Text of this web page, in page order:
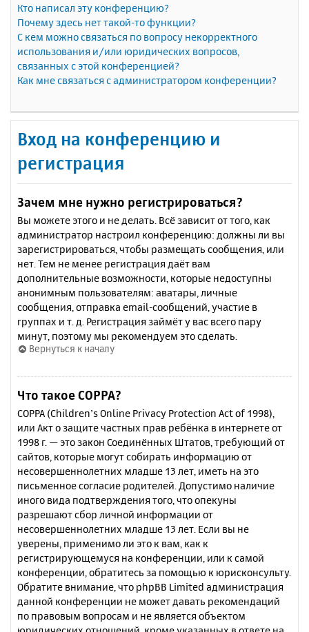
Кто написал эту конференцию?
Почему здесь нет такой-то функции?
С кем можно связаться по вопросу некорректного
использования и/или юридических вопросов,
связанных с этой конференцией?
Как мне связаться с администратором конференции?
Вход на конференцию и
регистрация
Зачем мне нужно регистрироваться?
Вы можете этого и не делать. Всё зависит от того, как
администратор настроил конференцию: должны ли вы
зарегистрироваться, чтобы размещать сообщения, или
нет. Тем не менее регистрация даёт вам
дополнительные возможности, которые недоступны
анонимным пользователям: аватары, личные
сообщения, отправка email-сообщений, участие в
группах и т. д. Регистрация займёт у вас всего пару
минут, поэтому мы рекомендуем это сделать.
Вернуться к началу
Что такое COPPA?
COPPA (Children’s Online Privacy Protection Act of 1998),
или Акт о защите частных прав ребёнка в интернете от
1998 г. — это закон Соединённых Штатов, требующий от
сайтов, которые могут собирать информацию от
несовершеннолетних младше 13 лет, иметь на это
письменное согласие родителей. Допустимо наличие
иного вида подтверждения того, что опекуны
разрешают сбор личной информации от
несовершеннолетних младше 13 лет. Если вы не
уверены, применимо ли это к вам, как к
регистрирующемуся на конференции, или к самой
конференции, обратитесь за помощью к юрисконсульту.
Обратите внимание, что phpBB Limited администрация
данной конференции не может давать рекомендаций
по правовым вопросам и не является объектом